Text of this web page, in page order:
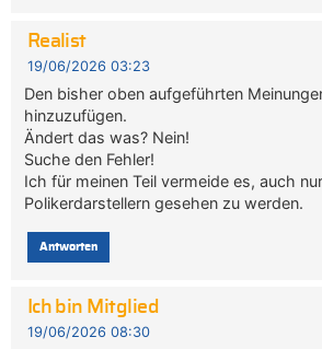
Realist
19/06/2026 03:23
Den bisher oben aufgeführten
hinzuzufügen.
Ändert das was? Nein!
Suche den Fehler!
Ich für meinen Teil vermeide es, auch
Polikerdarstellern gesehen zu werden.
Antworten
Ich bin Mitglied
19/06/2026 08:30